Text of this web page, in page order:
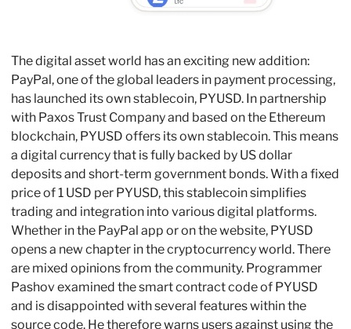
The digital asset world has an exciting new addition:
PayPal, one of the global leaders in payment processing,
has launched its own stablecoin, PYUSD. In partnership
with Paxos Trust Company and based on the Ethereum
blockchain, PYUSD offers its own stablecoin. This means
a digital currency that is fully backed by US dollar
deposits and short-term government bonds. With a fixed
price of 1 USD per PYUSD, this stablecoin simplifies
trading and integration into various digital platforms.
Whether in the PayPal app or on the website, PYUSD
opens a new chapter in the cryptocurrency world. There
are mixed opinions from the community. Programmer
Pashov examined the smart contract code of PYUSD
and is disappointed with several features within the
source code. He therefore warns users against using the